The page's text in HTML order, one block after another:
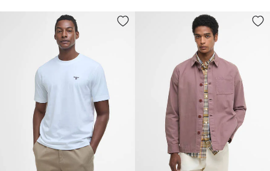
T-Shirt Sports Relaxed Overshirt Washed Cotton